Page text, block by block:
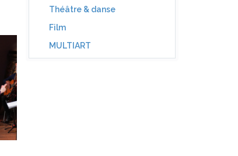
Théâtre & danse
Film
MULTIART